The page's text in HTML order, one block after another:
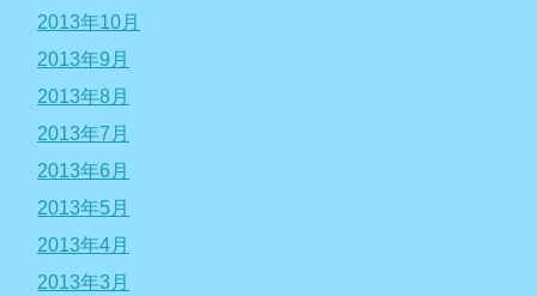
2013年10月
2013年9月
2013年8月
2013年7月
2013年6月
2013年5月
2013年4月
2013年3月